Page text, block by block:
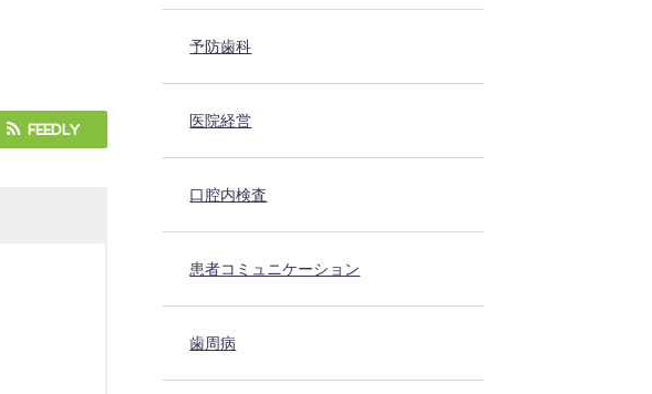
Feedly
予防歯科
医院経営
口腔内検査
患者コミュニケーション
歯周病